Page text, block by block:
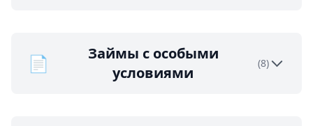
📄
Займы с особыми
условиями
(8)